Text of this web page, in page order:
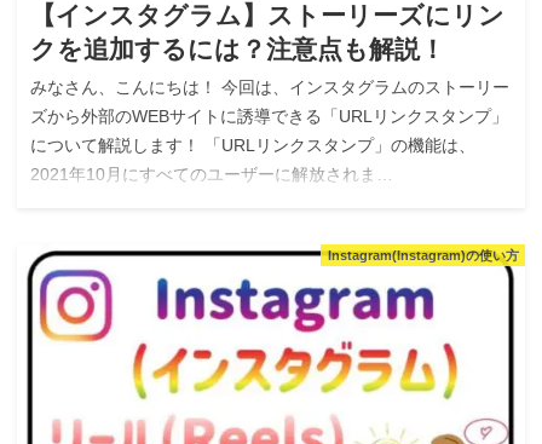
【インスタグラム】ストーリーズにリン
クを追加するには？注意点も解説！
みなさん、こんにちは！ 今回は、インスタグラムのストーリー
ズから外部のWEBサイトに誘導できる「URLリンクスタンプ」
について解説します！ 「URLリンクスタンプ」の機能は、
2021年10月にすべてのユーザーに解放されま…
Instagram(Instagram)の使い方